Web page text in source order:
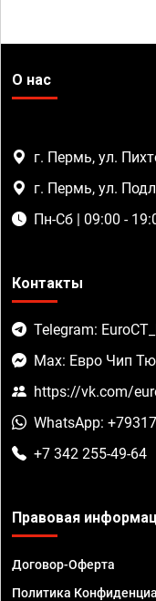
О нас
г. Пермь, ул.
г. Пермь, ул.
Пн-Сб | 09:00 -
Контакты
Telegram:
Max: Евро Чип
https://vk.com/
WhatsApp:
+7 342 255-49-64
Правовая
Договор-Оферта
Политика